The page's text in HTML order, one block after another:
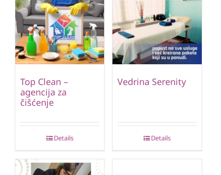
Top Clean –
agencija za
čišćenje
Details
Vedrina Serenity
Details